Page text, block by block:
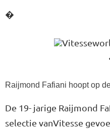
�
Raijmond Fafiani hoopt op
De 19- jarige Raijmond
selectie vanVitesse